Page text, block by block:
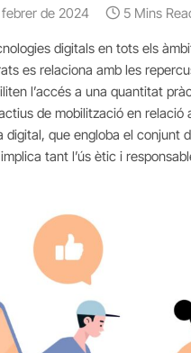
de 2024 5 Mins
digitals en tots els
es relaciona amb les
l’accés a una quantitat
de mobilització en relació
que engloba el conjunt
tant l’ús ètic i